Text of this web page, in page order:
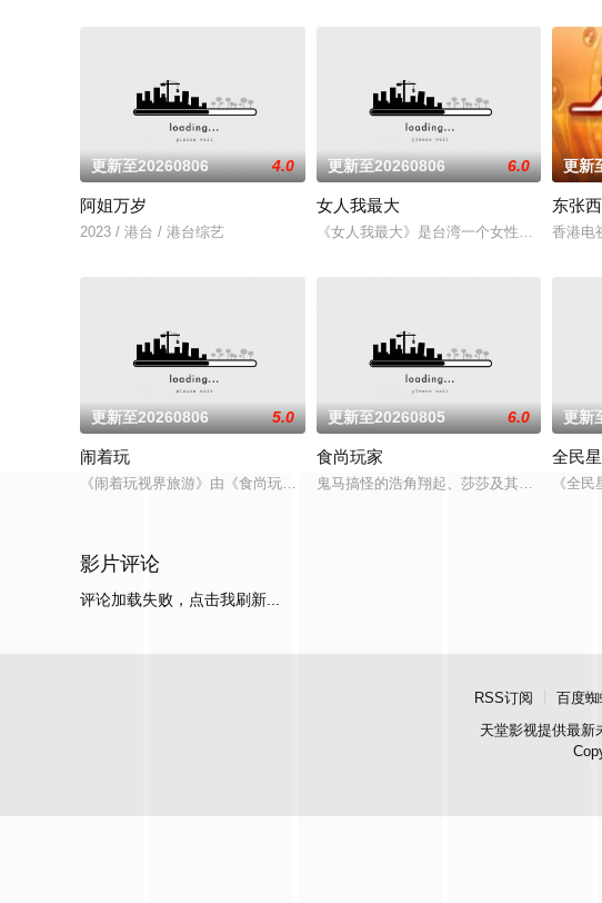
更新至20260806 4.0
阿姐万岁
2023 / 港台 / 港台综艺
更新至20260806 6.0
女人我最大
《女人我最大》是台湾一个女性类的电视
更新
东张
香港电
更新至20260806 5.0
闹着玩
《闹着玩视界旅游》由《食尚玩家》建造团队以及浩角翔起、颜永烈，重新拾起主
更新至20260805 6.0
食尚玩家
鬼马搞怪的浩角翔起、莎莎及其他主持人，
更新
全民
《全
影片评论
评论加载失败，点击我刷新...
RSS订阅 百度蜘
天堂影视提供最新